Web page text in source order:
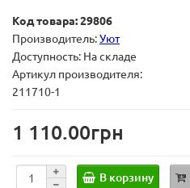
Код товара: 29806
Производитель:Уют
Доступность: На складе
Артикул производителя:
211710-1
1 110.00грн
В корзину